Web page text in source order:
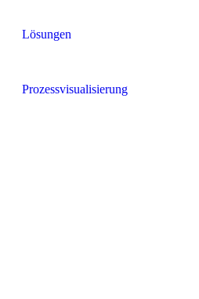
Lösungen
Prozessvisualisierung